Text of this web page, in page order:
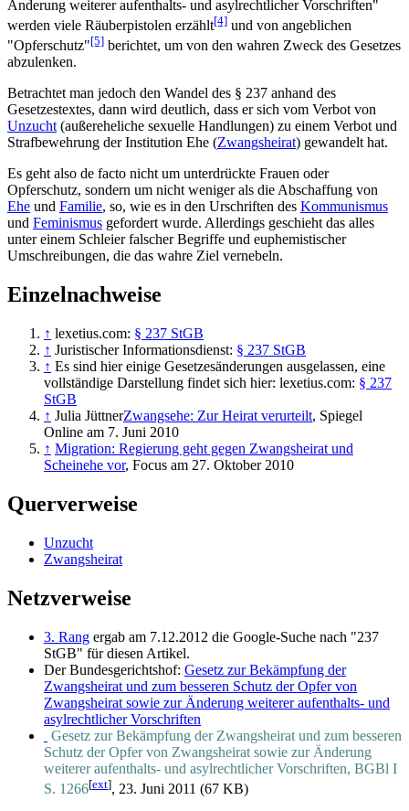
Änderung weiterer aufenthalts- und asylrechtlicher Vorschriften"
werden viele Räuberpistolen erzählt[4] und von angeblichen
"Opferschutz"[5] berichtet, um von den wahren Zweck des Gesetzes
abzulenken.
Betrachtet man jedoch den Wandel des § 237 anhand des
Gesetzestextes, dann wird deutlich, dass er sich vom Verbot von
Unzucht(außereheliche sexuelle Handlungen) zu einem Verbot und
Strafbewehrung der Institution Ehe (Zwangsheirat) gewandelt hat.
Es geht also de facto nicht um unterdrückte Frauen oder
Opferschutz, sondern um nicht weniger als die Abschaffung von
Ehe und Familie, so, wie es in den Urschriften des Kommunismus
und Feminismus gefordert wurde. Allerdings geschieht das alles
unter einem Schleier falscher Begriffe und euphemistischer
Umschreibungen, die das wahre Ziel vernebeln.
Einzelnachweise
↑ lexetius.com: § 237 StGB
↑ Juristischer Informationsdienst: § 237 StGB
↑ Es sind hier einige Gesetzesänderungen ausgelassen, eine
vollständige Darstellung findet sich hier: lexetius.com: § 237
StGB
↑ Julia JüttnerZwangsehe: Zur Heirat verurteilt, Spiegel
Online am 7. Juni 2010
↑ Migration: Regierung geht gegen Zwangsheirat und
Scheinehe vor, Focus am 27. Oktober 2010
Querverweise
Unzucht
Zwangsheirat
Netzverweise
3. Rang ergab am 7.12.2012 die Google-Suche nach "237
StGB" für diesen Artikel.
Der Bundesgerichtshof: Gesetz zur Bekämpfung der
Zwangsheirat und zum besseren Schutz der Opfer von
Zwangsheirat sowie zur Änderung weiterer aufenthalts- und
asylrechtlicher Vorschriften
Gesetz zur Bekämpfung der Zwangsheirat und zum besseren
Schutz der Opfer von Zwangsheirat sowie zur Änderung
weiterer aufenthalts- und asylrechtlicher Vorschriften, BGBl I
S. 1266[ext], 23. Juni 2011 (67 KB)